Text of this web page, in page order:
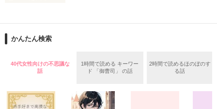
2026.6.5～2026.7.25
＊以前、公開していた話の改稿版です＊
ションの企画戦略室で働いている。
めた、同期で恋人の石垣守（26）がいるのだが、後輩の姫原由
いた。
守と由羅から『便利屋雛子』と馬鹿にされ、一人こっそり泣い
た上、同居まで提案してきて──？
かんたん検索
40代女性向けの不思議な
話
1時間で読める キーワー
ド 「御曹司」 の話
2時間で読めるほのぼのす
る話